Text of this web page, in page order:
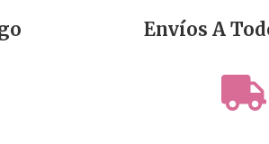
Envíos A